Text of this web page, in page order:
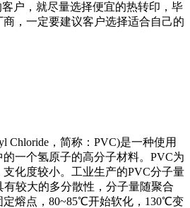
户，就尽量选择便宜的热转印，毕
，一定要建议客户选择适合自己的
Chloride，简称：PVC)是一种使用
一个氢原子的高分子材料。PVC为
化度较小。工业生产的PVC分子量
有较大的多分散性，分子量随聚合
定熔点，80~85℃开始软化，130℃变